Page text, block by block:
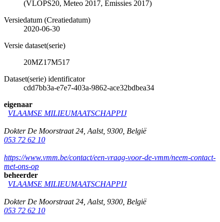
(VLOPS20, Meteo 2017, Emissies 2017)
Versiedatum (Creatiedatum)
2020-06-30
Versie dataset(serie)
20MZ17M517
Dataset(serie) identificator
cdd7bb3a-e7e7-403a-9862-ace32bdbea34
eigenaar
VLAAMSE MILIEUMAATSCHAPPIJ
Dokter De Moorstraat 24 Aalst, 9300 België
053 72 62 10
https://www.vmm.be/contact/een-vraag-voor-de-vmm/neem-contact-
met-ons-op
beheerder
VLAAMSE MILIEUMAATSCHAPPIJ
Dokter De Moorstraat 24 Aalst, 9300 België
053 72 62 10